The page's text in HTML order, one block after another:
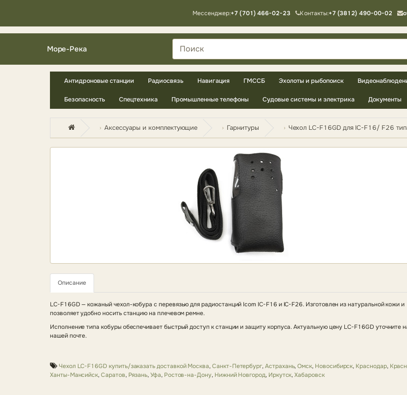
Мессенджер:+7 (701) 466-02-23 Контакты:+7 (3812) 490-00-02
Море-Река
Антидроновые станции Радиосвязь Навигация ГМССБ Эхолоты и рыбопоиск
Безопасность Спецтехника Промышленные телефоны Судовые системы и электрика Документы
Аксессуары и комплектующие Гарнитуры Чехол LC-F16GD для IC-F16/ F26
Описание
LC-F16GD — кожаный чехол-кобура с перевязью для радиостанций Icom IC-F16 и IC-F26. Изготовлен из натуральной кожи и
позволяет удобно носить станцию на плечевом ремне.
Исполнение типа кобуры обеспечивает быстрый доступ к станции и защиту корпуса. Актуальную цену LC-F16GD уточните
нашей почте.
Чехол LC-F16GD купить/заказать доставкой Москва,Санкт-Петербург,Астрахань,Омск, Новосибирск, Краснодар,
Ханты-Мансийск,Саратов, Рязань,Уфа, Ростов-на-Дону, Нижний Новгород, Иркутск,Хабаровск